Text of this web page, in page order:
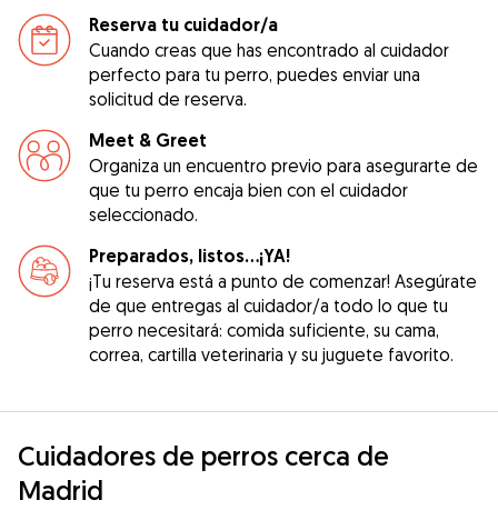
Reserva tu cuidador/a
Cuando creas que has encontrado al cuidador
perfecto para tu perro, puedes enviar una
solicitud de reserva.
Meet & Greet
Organiza un encuentro previo para asegurarte de
que tu perro encaja bien con el cuidador
seleccionado.
Preparados, listos...¡YA!
¡Tu reserva está a punto de comenzar! Asegúrate
de que entregas al cuidador/a todo lo que tu
perro necesitará: comida suficiente, su cama,
correa, cartilla veterinaria y su juguete favorito.
Cuidadores de perros cerca de
Madrid